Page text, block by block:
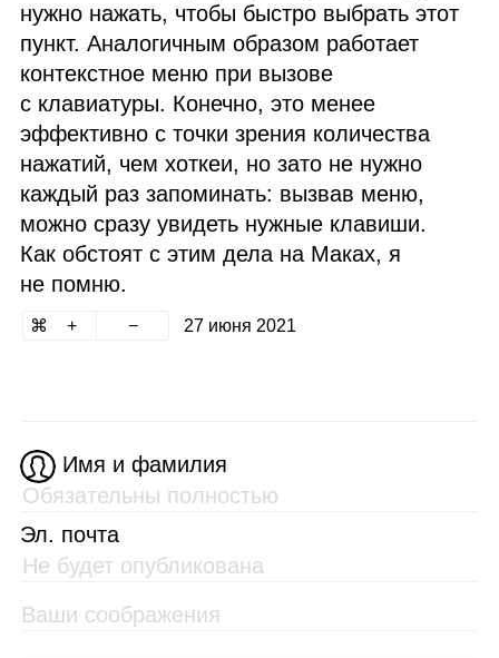
нужно нажать, чтобы быстро выбрать этот
пункт. Аналогичным образом работает
контекстное меню при вызове
с клавиатуры. Конечно, это менее
эффективно с точки зрения количества
нажатий, чем хоткеи, но зато не нужно
каждый раз запоминать: вызвав меню,
можно сразу увидеть нужные клавиши.
Как обстоят с этим дела на Маках, я
не помню.
27 июня 2021
Имя и фамилия
Эл. почта